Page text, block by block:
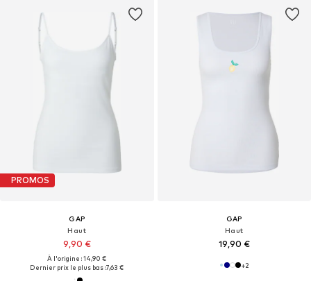
PROMOS
GAP
Haut
9,90 €
À l'origine : 14,90 €
Dernier prix le plus bas :7,63 €
GAP
Haut
19,90 €
+2